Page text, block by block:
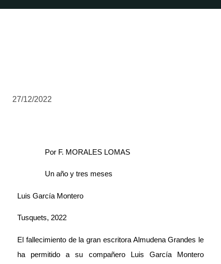
27/12/2022
Por F. MORALES LOMAS
Un año y tres meses
Luis García Montero
Tusquets, 2022
El fallecimiento de la gran escritora Almudena Grandes le
ha permitido a su compañero Luis García Montero